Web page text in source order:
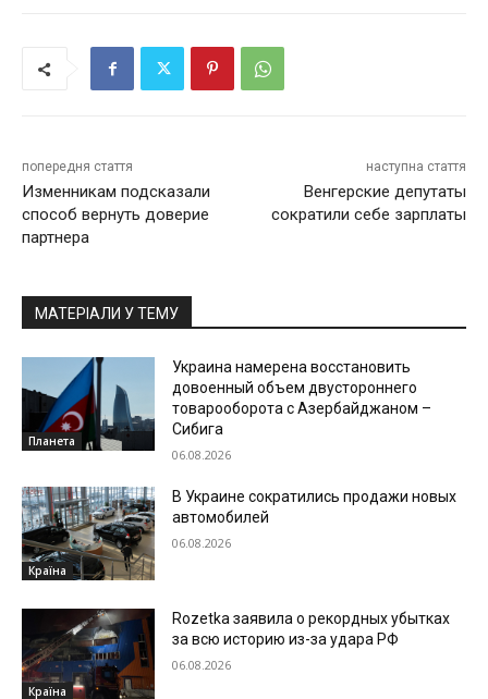
попередня стаття
Изменникам подсказали
способ вернуть доверие
партнера
наступна стаття
Венгерские депутаты
сократили себе зарплаты
МАТЕРІАЛИ У ТЕМУ
Планета
Украина намерена восстановить
довоенный объем двустороннего
товарооборота с Азербайджаном –
Сибига
06.08.2026
Країна
В Украине сократились продажи новых
автомобилей
06.08.2026
Країна
Rozetka заявила о рекордных убытках
за всю историю из-за удара РФ
06.08.2026